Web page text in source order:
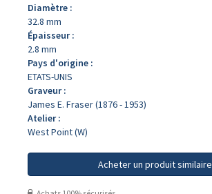
Diamètre :
32.8 mm
Épaisseur :
2.8 mm
Pays d'origine :
ETATS-UNIS
Graveur :
James E. Fraser (1876 - 1953)
Atelier :
West Point (W)
Acheter un produit similaire